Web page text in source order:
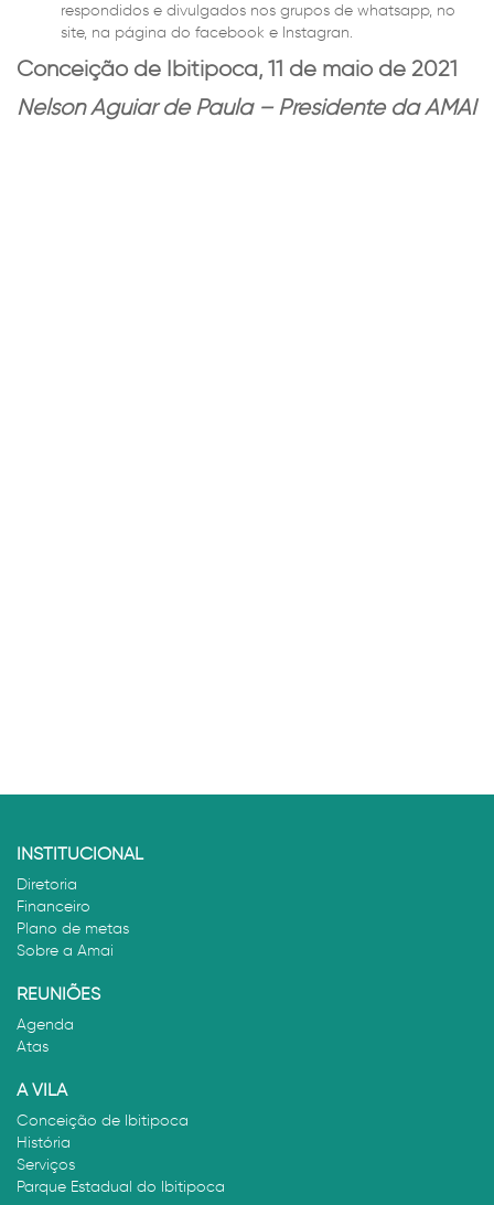
respondidos e divulgados nos grupos de whatsapp, no
site, na página do facebook e Instagran.
Conceição de Ibitipoca, 11 de maio de 2021
Nelson Aguiar de Paula – Presidente da AMAI
INSTITUCIONAL
Diretoria
Financeiro
Plano de metas
Sobre a Amai
REUNIÕES
Agenda
Atas
A VILA
Conceição de Ibitipoca
História
Serviços
Parque Estadual do Ibitipoca